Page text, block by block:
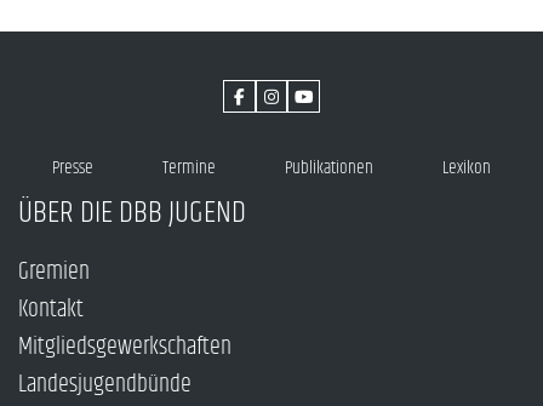
Presse Termine Publikationen Lexikon
ÜBER DIE DBB JUGEND
Gremien
Kontakt
Mitgliedsgewerkschaften
Landesjugendbünde